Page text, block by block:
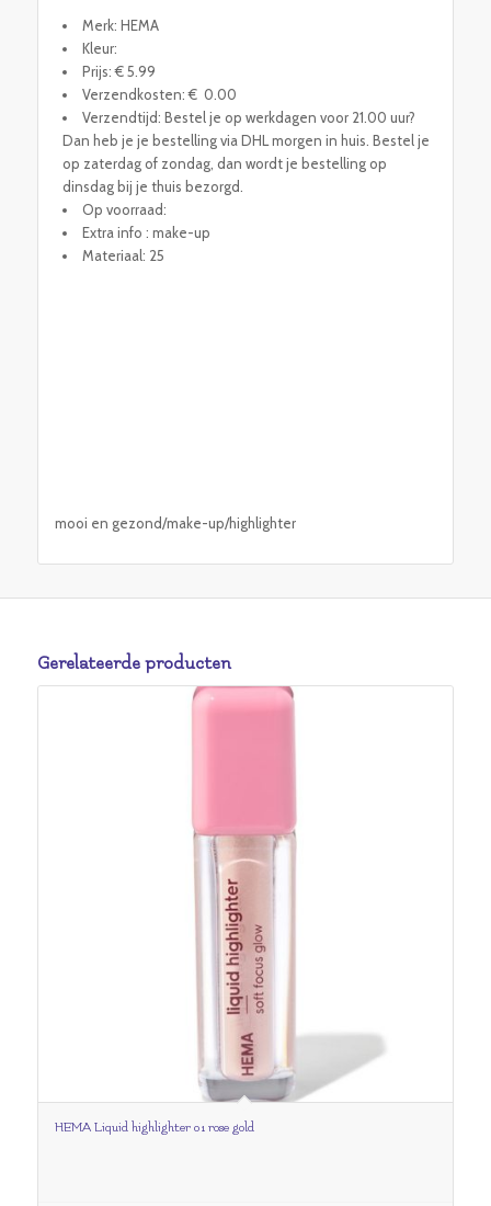
Merk: HEMA
Kleur:
Prijs: € 5.99
Verzendkosten: € 0.00
Verzendtijd: Bestel je op werkdagen voor 21.00 uur?
Dan heb je je bestelling via DHL morgen in huis. Bestel je
op zaterdag of zondag, dan wordt je bestelling op
dinsdag bij je thuis bezorgd.
Op voorraad:
Extra info : make-up
Materiaal: 25
mooi en gezond/make-up/highlighter
Gerelateerde producten
HEMA Liquid highlighter 01 rose gold